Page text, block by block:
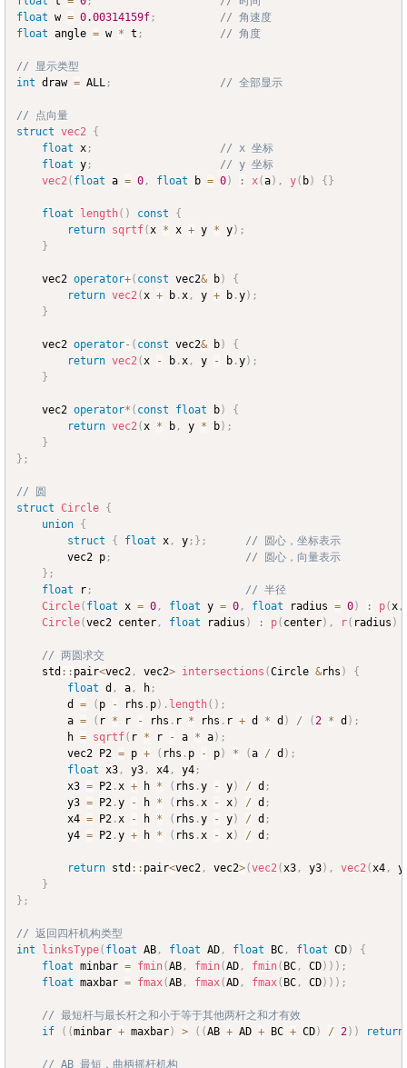
float w = 0.00314159f ;
// 角速度
float angle = w * t ; // 角度
// 显示类型
int draw = ALL ; // 全部显示
// 点向量
struct vec2 {
float x ;
// x 坐标
float y ;
// y 坐标
vec2( float a = 0 , float b = 0) : x(a) , y( b) { }
float length( ) const
{
return sqrtf(x * x + y * y) ;
}
	vec2
operator+( const vec2& b)
{
return vec2(x + b .x , y + b .y) ;
}
	vec2
operator- ( const vec2& b)
{
return vec2(x - b .x , y - b .y) ;
}
	vec2
operator* ( const float b)
{
return vec2(x * b , y * b) ;
}
} ;
// 圆
struct Circle {
union {
struct
{ float x , y ; } ;
// 圆心，坐标表示
		vec2 p
;
// 圆心，向量表示
} ;
float r ;
// 半径
Circle( float x = 0 , float y = 0 , float radius = 0) : p(x ,
Circle(vec2 center , float radius ) : p( center) , r( radius )
// 两圆求交
	std
:: pair<vec2 , vec2> intersections (Circle &rhs )
{
float d , a , h ;
		d
= ( p - rhs . p) . length( ) ;
		a
= ( r * r - rhs . r * rhs . r + d * d ) / (2 * d ) ;
		h
= sqrtf( r * r - a * a) ;
		vec2 P2
= p + ( rhs . p - p) * (a / d ) ;
float x3 , y3 , x4 , y4 ;
		x3
= P2 .x + h * ( rhs .y - y) / d ;
		y3
= P2 .y - h * ( rhs .x - x) / d ;
		x4
= P2 .x - h * ( rhs .y - y) / d ;
		y4
= P2 .y + h * ( rhs .x - x) / d ;
return std :: pair<vec2 , vec2>(vec2(x3 , y3) , vec2(x4 ,
}
} ;
// 返回四杆机构类型
int
linksType( float AB , float AD , float BC , float CD)
{
float minbar = fmin(AB , fmin(AD , fmin( BC , CD) ) ) ;
float maxbar = fmax(AB , fmax(AD , fmax( BC , CD) ) ) ;
// 最短杆与最长杆之和小于等于其他两杆之和才有效
if
( (minbar + maxbar) > ( (AB + AD + BC + CD) / 2) ) return
// AB 最短，曲柄摇杆机构